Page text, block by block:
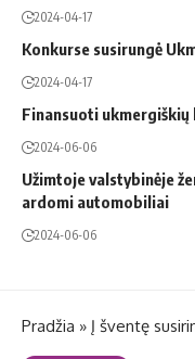
2024-04-17
Konkurse susirungė
2024-04-17
Finansuoti
2024-06-06
Užimtoje valstybinėje
ardomi automobiliai
2024-06-06
Pradžia » Į šventę